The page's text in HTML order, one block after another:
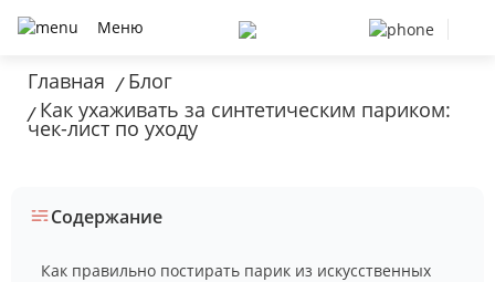
Меню
Главная / Блог
/ Как ухаживать за синтетическим париком:
чек-лист по уходу
Содержание
Как правильно постирать парик из искусственных